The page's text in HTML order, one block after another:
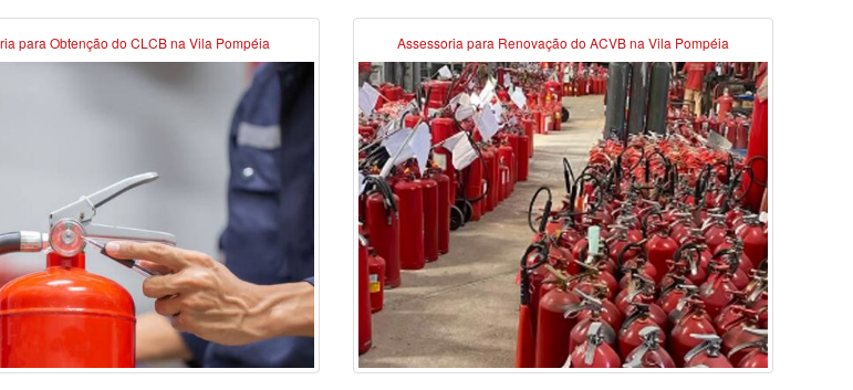
para Obtenção do CLCB na Vila Pompéia Assessoria para Renovação do ACVB na Vila Pompéia